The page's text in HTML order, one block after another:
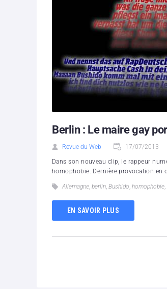
Berlin : Le maire gay
Revue du Web 17/07/2013
Dans son nouveau clip, le rappeur
homophobie. Dernière provocation en
Allemagne, berlin, Bushido, homophobie,
EN SAVOIR PLUS